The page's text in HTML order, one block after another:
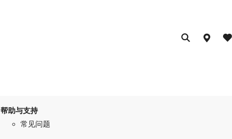
帮助与支持
常见问题